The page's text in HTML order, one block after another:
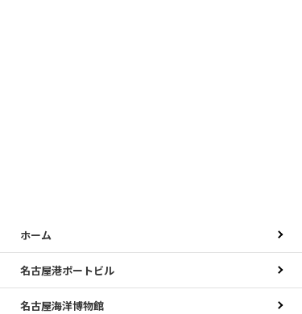
ホーム
名古屋港ポートビル
名古屋海洋博物館